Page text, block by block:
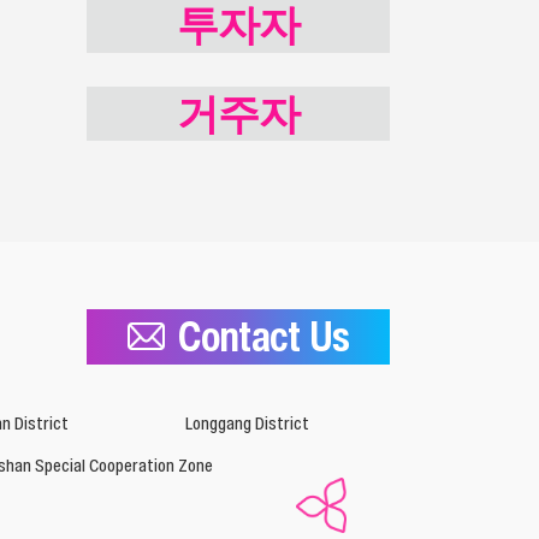
투자자
거주자
Contact Us
District
Longgang District
Special Cooperation Zone